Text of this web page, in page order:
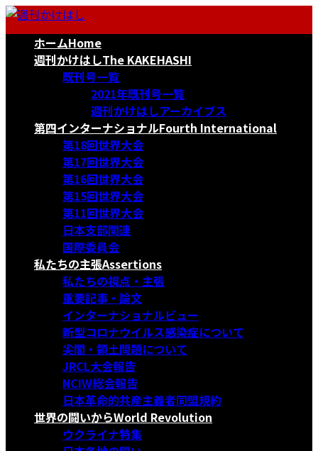
コ
ナ
ホームHome
週刊かけはしThe KAKEHASHI
既刊号一覧
2021年既刊号一覧
週刊かけはしアーカイブス
第四インターナショナルFourth International
第18回世界大会
第17回世界大会
第16回世界大会
第15回世界大会
第11回世界大会
日本支部関連
国際委員会
私たちの主張Assertions
私たちの視点・主張
重要記事・論文
インターナショナルビュー
新型コロナウイルス感染症について
尖閣・領土問題について
JRCL大会報告
NCIW総会報告
日本革命的共産主義者同盟規約
世界の闘いからWorld Revolution
ウクライナ特集